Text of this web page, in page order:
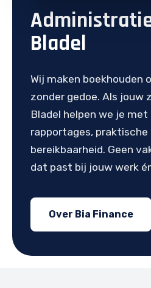
Bladel
Wij maken boekhouden
zonder gedoe. Als jouw
Bladel helpen we je met
rapportages, praktische
bereikbaarheid. Geen
dat past bij jouw werk
Over Bia Finance